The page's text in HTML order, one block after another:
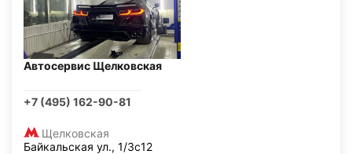
Автосервис Щелковская
+7 (495) 162-90-81
Щелковская
Байкальская ул., 1/3с12